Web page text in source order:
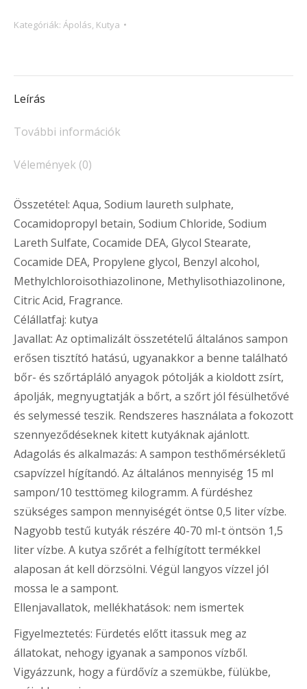
200
Kategóriák: Ápolás Kutya
Leírás
További információk
Vélemények (0)
Összetétel: Aqua, Sodium laureth sulphate,
Cocamidopropyl betain, Sodium Chloride, Sodium
Lareth Sulfate, Cocamide DEA, Glycol Stearate,
Cocamide DEA, Propylene glycol, Benzyl alcohol,
Methylchloroisothiazolinone, Methylisothiazolinone,
Citric Acid, Fragrance.
Célállatfaj: kutya
Javallat: Az optimalizált összetételű általános sampon
erősen tisztító hatású, ugyanakkor a benne található
bőr- és szőrtápláló anyagok pótolják a kioldott zsírt,
ápolják, megnyugtatják a bőrt, a szőrt jól fésülhetővé
és selymessé teszik. Rendszeres használata a fokozott
szennyeződéseknek kitett kutyáknak ajánlott.
Adagolás és alkalmazás: A sampon testhőmérsékletű
csapvízzel hígítandó. Az általános mennyiség 15 ml
sampon/10 testtömeg kilogramm. A fürdéshez
szükséges sampon mennyiségét öntse 0,5 liter vízbe.
Nagyobb testű kutyák részére 40-70 ml-t öntsön 1,5
liter vízbe. A kutya szőrét a felhígított termékkel
alaposan át kell dörzsölni. Végül langyos vízzel jól
mossa le a sampont.
Ellenjavallatok, mellékhatások: nem ismertek
Figyelmeztetés: Fürdetés előtt itassuk meg az
állatokat, nehogy igyanak a samponos vízből.
Vigyázzunk, hogy a fürdővíz a szemükbe, fülükbe,